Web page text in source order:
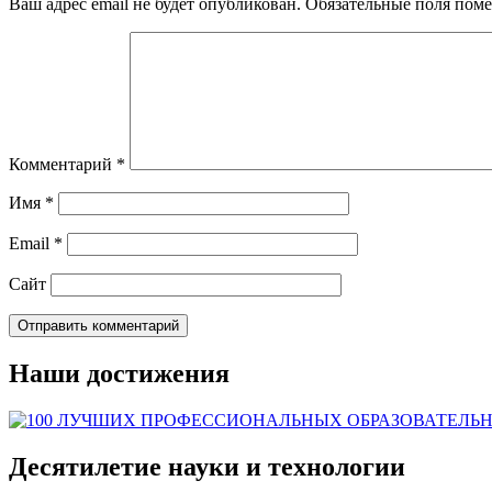
Ваш адрес email не будет опубликован. Обязательные поля
Комментарий *
Имя *
Email *
Сайт
Наши достижения
Десятилетие науки и технологии